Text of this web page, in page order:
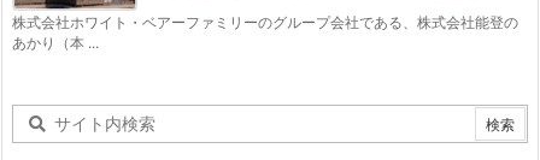
株式会社ホワイト・ベアーファミリーのグループ会社である、株式会社能登の
あかり（本 ...